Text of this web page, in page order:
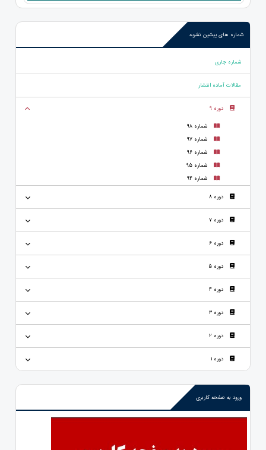
شماره های پیشین نشریه
شماره جاری
مقالات آماده انتشار
دوره 9
شماره 98
شماره 97
شماره 96
شماره 95
شماره 94
دوره 8
دوره 7
دوره 6
دوره 5
دوره 4
دوره 3
دوره 2
دوره 1
ورود به صفحه کاربری